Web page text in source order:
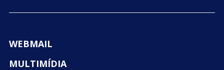
WEBMAIL
MULTIMÍDIA